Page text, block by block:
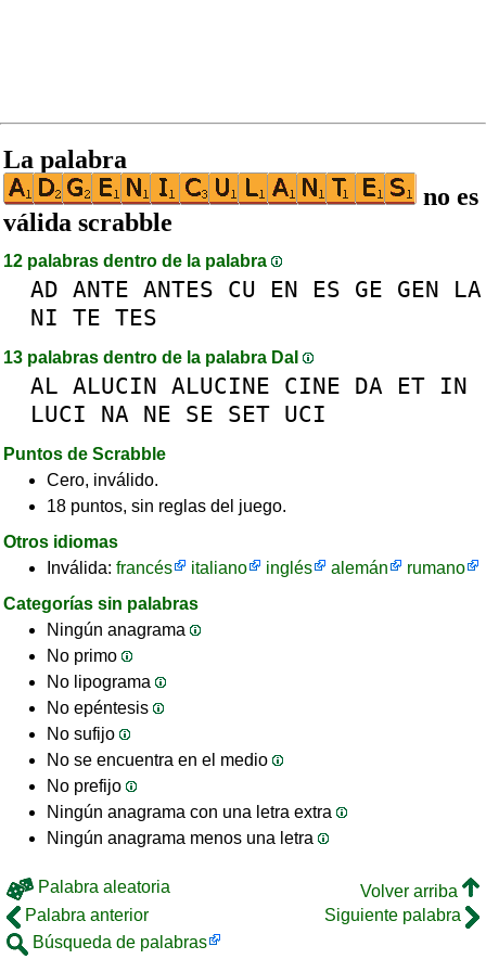
La palabra
no es
válida scrabble
12 palabras dentro de la palabra
AD ANTE ANTES CU EN ES GE GEN
LA
NI TE TES
13 palabras dentro de la palabra DaI
AL ALUCIN ALUCINE CINE DA ET IN
LUCI
NA NE SE SET UCI
Puntos de Scrabble
Cero, inválido.
18 puntos, sin reglas del juego.
Otros idiomas
Inválida: francés italiano inglés alemán
rumano
Categorías sin palabras
Ningún anagrama
No primo
No lipograma
No epéntesis
No sufijo
No se encuentra en el medio
No prefijo
Ningún anagrama con una letra extra
Ningún anagrama menos una letra
Palabra aleatoria
Volver arriba
Palabra anterior
Siguiente palabra
Búsqueda de palabras